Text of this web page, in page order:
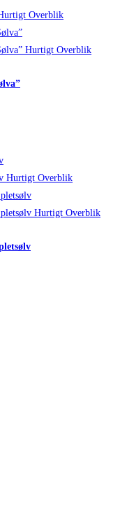
Overblik
Hurtigt Overblik
Hurtigt Overblik
Hurtigt Overblik